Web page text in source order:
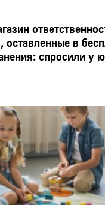
оставленные в
спросили у